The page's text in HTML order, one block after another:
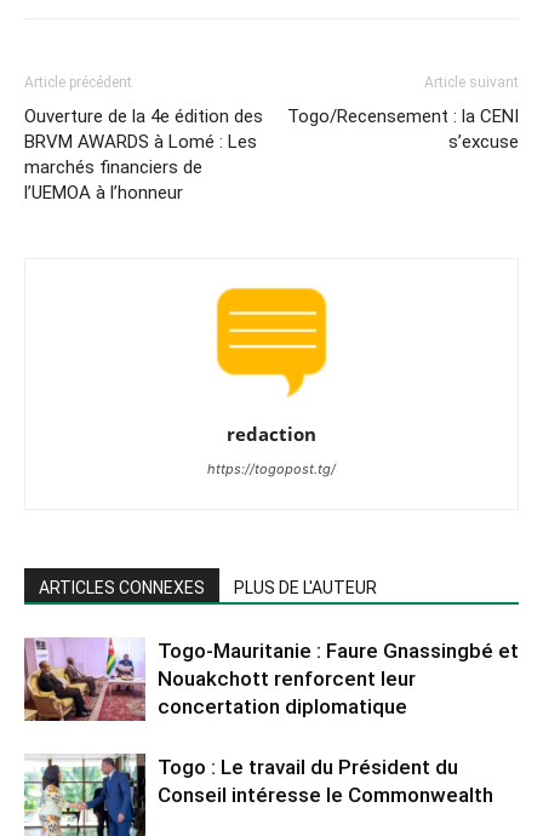
Article précédent
Ouverture de la 4e édition des
BRVM AWARDS à Lomé : Les
marchés financiers de
l’UEMOA à l’honneur
Article suivant
Togo/Recensement : la CENI
s’excuse
redaction
https://togopost.tg/
ARTICLES CONNEXES PLUS DE L'AUTEUR
Togo-Mauritanie : Faure Gnassingbé et
Nouakchott renforcent leur
concertation diplomatique
Togo : Le travail du Président du
Conseil intéresse le Commonwealth